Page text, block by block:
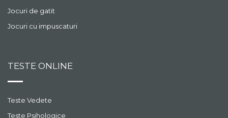
Jocuri de gatit
Jocuri cu impuscaturi
TESTE ONLINE
Teste Vedete
Teste Psihologice